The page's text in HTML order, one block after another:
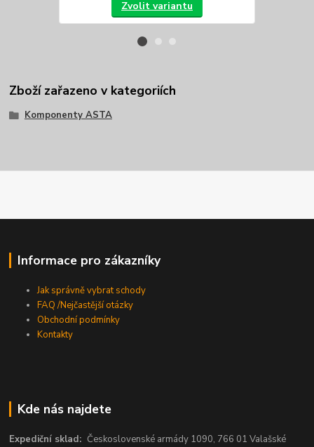
Zvolit variantu
Zboží zařazeno v kategoriích
Komponenty ASTA
Informace pro zákazníky
Jak správně vybrat schody
FAQ /Nejčastější otázky
Obchodní podmínky
Kontakty
Kde nás najdete
Expediční sklad:Československé armády 1090, 766 01 Valašské